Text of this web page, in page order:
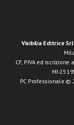
Visibilia Editrice Srl
CF, P.IVA ed
MI-
PC Professionale ©